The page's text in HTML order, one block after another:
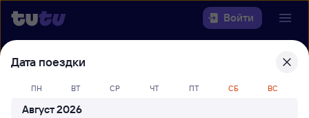
Войти
Выберите день, чтобы найти
билеты Колпино — Бологое-
Московское
Дата поездки
ПН ВТ СР ЧТ ПТ СБ ВС
Август 2026